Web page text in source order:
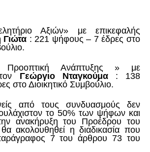
Αξιών» με επικεφαλής
: 221 ψήφους – 7 έδρες στο
Προοπτική Ανάπτυξης » με
Γεώργιο Νταγκούμα : 138
στο Διοικητικό Συμβούλιο.
από τους συνδυασμούς δεν
το 50% των ψήφων και
ανακήρυξη του Προέδρου του
θα ακολουθηθεί η διαδικασία που
7 του άρθρου 73 του